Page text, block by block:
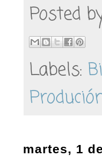
Posted
Labels:
martes, 1